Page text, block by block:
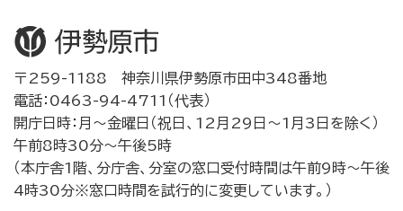
〒259-1188 神奈川県伊勢原市田中348番地
電話：0463-94-4711（代表）
開庁日時：月～金曜日（祝日、12月29日～1月3日を除く）
午前8時30分～午後5時
（本庁舎1階、分庁舎、分室の窓口受付時間は午前9時～午後
4時30分※窓口時間を試行的に変更しています。）